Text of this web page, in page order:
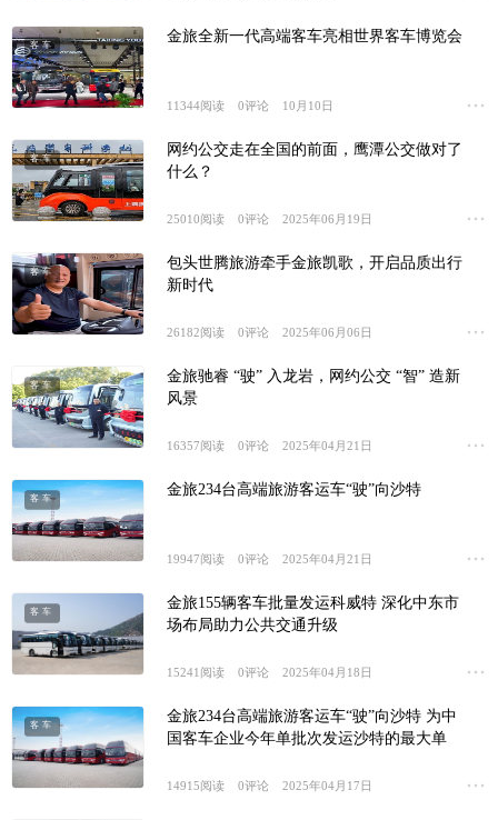
客车 金旅全新一代高端客车亮相世界客车博览会
11344阅读 0评论 10月10日
客车
网约公交走在全国的前面，鹰潭公交做对了
什么？
25010阅读 0评论 2025年06月19日
客车
包头世腾旅游牵手金旅凯歌，开启品质出行
新时代
26182阅读 0评论 2025年06月06日
客车
金旅驰睿 “驶” 入龙岩，网约公交 “智” 造新
风景
16357阅读 0评论 2025年04月21日
客车 金旅234台高端旅游客运车“驶”向沙特
19947阅读 0评论 2025年04月21日
客车
金旅155辆客车批量发运科威特 深化中东市
场布局助力公共交通升级
15241 阅读 0评论 2025年04月18日
客车
金旅234台高端旅游客运车“驶”向沙特 为中
国客车企业今年单批次发运沙特的最大单
14915阅读 0评论 2025年04月17日